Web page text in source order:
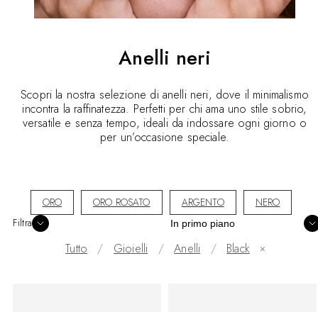
Anelli neri
Scopri la nostra selezione di anelli neri, dove il minimalismo
incontra la raffinatezza. Perfetti per chi ama uno stile sobrio,
versatile e senza tempo, ideali da indossare ogni giorno o
per un’occasione speciale.
ORO ORO ROSATO ARGENTO
NERO
Filtra
Ordina
Tutto
Gioielli Anelli Black ✕